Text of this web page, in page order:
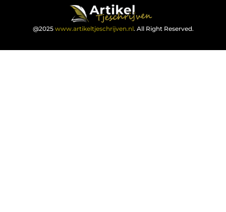
@2025 www.artikeltjeschrijven.nl. All Right Reserved.